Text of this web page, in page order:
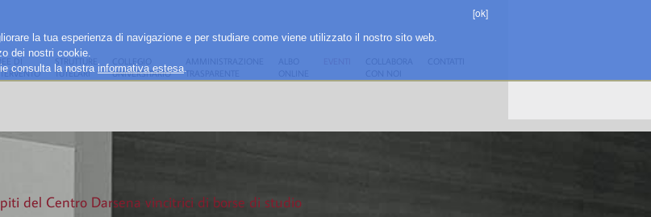
[ok]
la tua esperienza di navigazione e per studiare come viene utilizzato il nostro sito web.
dei nostri cookie.
consulta la nostra informativa estesa.
DI
STRUTTURE
TUTELARI
COLLEGIO
UNIVERSITARIO
TRASPARENTE
del Centro Darsena vincitrici di borse di studio